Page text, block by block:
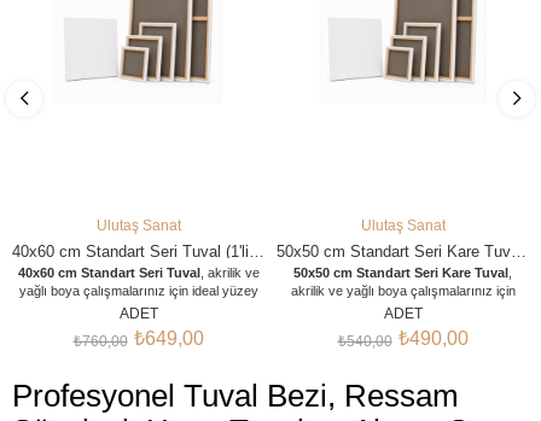
SEPETE EKLE
Ulutaş Sanat
40x60 cm Standart Seri Tuval (1'li, 5'li, 10'lu, 25'li, 50'li Paketler)
40x60 cm Standart Seri Tuval
, akrilik ve
yağlı boya çalışmalarınız için ideal yüzey
dokusu ve eğrilme yapmayan fırınlanmış
astarı sayesinde boyayı emmez, renklerin
ihtiyaçlarınız için
1'li, 5'li, 10'lu, 25'li ve
50'li avantaj paket seçenekleriyle
sunulmaktadır. Paketi açıp hemen
ADET
₺649,00
₺760,00
SEPETE EKLE
Ulutaş Sanat
50x50 cm Standart Seri Kare Tuval (1'li, 5'li, 10'lu, 25'li, 50'li Paketler
50x50 cm Standart Seri Kare Tuval
akrilik ve yağlı boya çalışmalarınız için
ideal yüzey dokusu ve eğrilme yapmayan
Gesso astarı sayesinde boyayı emmez,
toplu ihtiyaçlarınız için
ve 50'li avantaj paketseçenekleriyle
sunulmaktadır. Paketi açıp hemen
ADET
₺490,00
₺540,00
Profesyonel Tuval Bezi, Ressam